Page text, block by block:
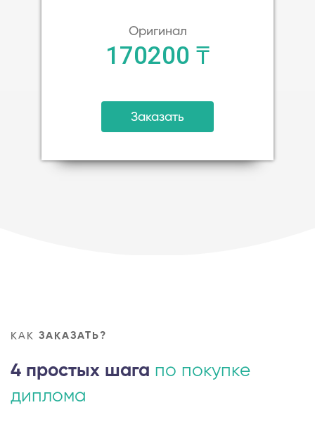
Оригинал
170200 ₸
Заказать
КАК ЗАКАЗАТЬ?
4 простых шага по покупке
диплома